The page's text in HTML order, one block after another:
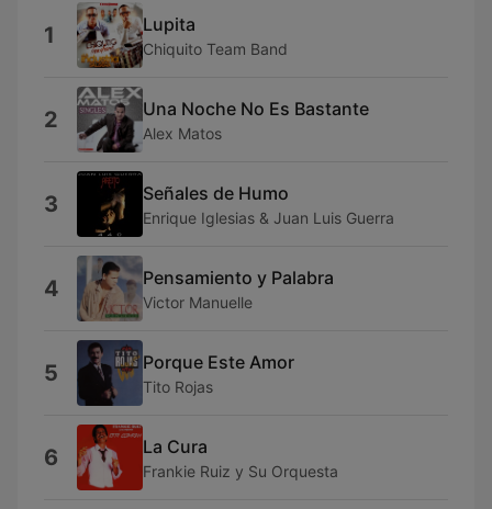
1 Lupita
Chiquito Team Band
2 Una Noche No Es Bastante
Alex Matos
3 Señales de Humo
Enrique Iglesias & Juan Luis Guerra
4 Pensamiento y Palabra
Victor Manuelle
5 Porque Este Amor
Tito Rojas
6 La Cura
Frankie Ruiz y Su Orquesta